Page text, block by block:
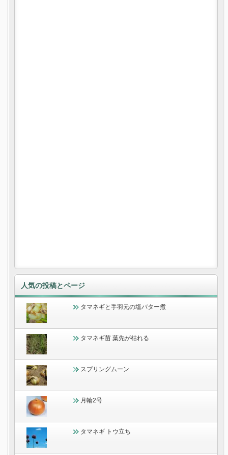
人気の投稿とページ
タマネギと手羽元の塩バター煮
タマネギ苗 葉先が枯れる
スプリングムーン
月輪2号
タマネギ トウ立ち